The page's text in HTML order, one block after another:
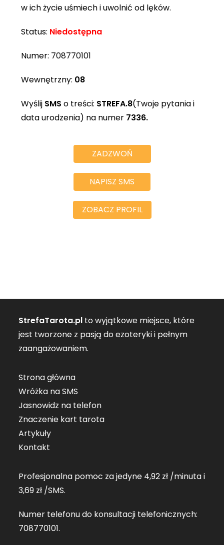
w ich życie uśmiech i uwolnić od lęków.
Status: Niedostępna
Numer: 708770101
Wewnętrzny: 08
Wyślij SMS o treści: STREFA.8(Twoje pytania i
data urodzenia) na numer 7336.
ZADZWOŃ
NAPISZ SMS
ZOBACZ PROFIL
StrefaTarota.pl to wyjątkowe miejsce, które
jest tworzone z pasją do ezoteryki i pełnym
zaangażowaniem.
Strona główna
Wróżka na SMS
Jasnowidz na telefon
Znaczenie kart tarota
Artykuły
Kontakt
Profesjonalna pomoc za jedyne 4,92 zł /minuta i
3,69 zł /SMS.
Numer telefonu do konsultacji telefonicznych:
708770101.